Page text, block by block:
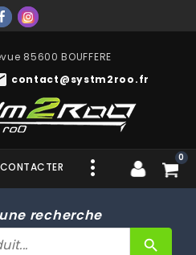
85600 BOUFFERE
contact@systm2roo.fr
0
recherche
search